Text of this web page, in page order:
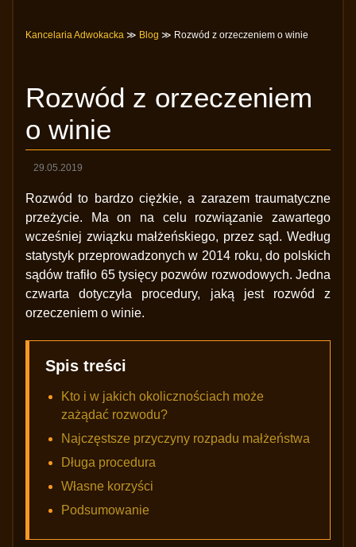
Kancelaria Adwokacka ≫ Blog ≫ Rozwód z orzeczeniem o winie
Rozwód z orzeczeniem
o winie
29.05.2019
Rozwód to bardzo ciężkie, a zarazem traumatyczne
przeżycie. Ma on na celu rozwiązanie zawartego
wcześniej związku małżeńskiego, przez sąd. Według
statystyk przeprowadzonych w 2014 roku, do polskich
sądów trafiło 65 tysięcy pozwów rozwodowych. Jedna
czwarta dotyczyła procedury, jaką jest rozwód z
orzeczeniem o winie.
Spis treści
Kto i w jakich okolicznościach może
zażądać rozwodu?
Najczęstsze przyczyny rozpadu małżeństwa
Długa procedura
Własne korzyści
Podsumowanie